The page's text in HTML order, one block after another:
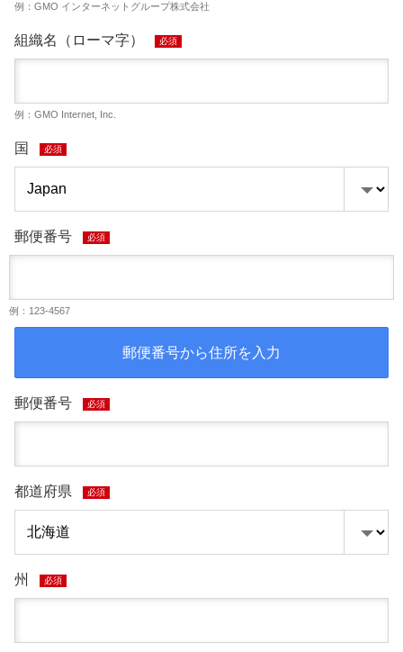
例：GMO インターネットグループ株式会社
組織名（ローマ字） 必須
例：GMO Internet, Inc.
国 必須
郵便番号 必須
例：123-4567
郵便番号から住所を入力
郵便番号 必須
都道府県 必須
州 必須